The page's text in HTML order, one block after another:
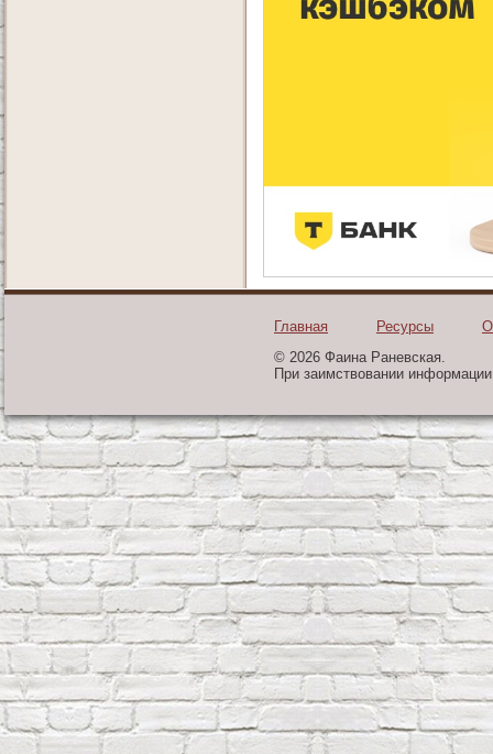
Главная Ресурсы
© 2026 Фаина Раневская.
При заимствовании